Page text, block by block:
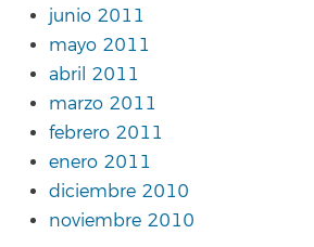
junio 2011
mayo 2011
abril 2011
marzo 2011
febrero 2011
enero 2011
diciembre 2010
noviembre 2010